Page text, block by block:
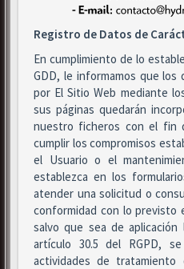
Registro de Datos de
En cumplimiento de lo
GDD, le informamos que los
por El Sitio Web mediante
sus páginas quedarán
nuestro ficheros con el fin
cumplir los compromisos
el Usuario o el
establezca en los
atender una solicitud o
conformidad con lo previsto
salvo que sea de
artículo 30.5 del RGPD,
actividades de tratamiento